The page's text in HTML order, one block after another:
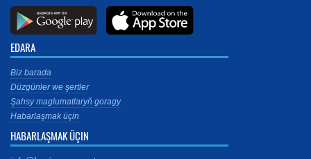
EDARA
Biz barada
Düzgünler we şertler
Şahsy maglumatlaryň goragy
Habarlaşmak üçin
HABARLAŞMAK ÜÇIN